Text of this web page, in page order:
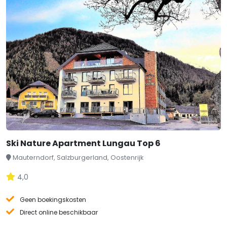
Ski Nature Apartment Lungau Top 6
Mauterndorf, Salzburgerland, Oostenrijk
4,0
Geen boekingskosten
Direct online beschikbaar